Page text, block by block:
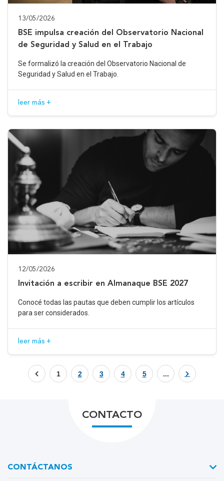
13/05/2026
BSE impulsa creación del Observatorio Nacional
de Seguridad y Salud en el Trabajo
Se formalizó la creación del Observatorio Nacional de
Seguridad y Salud en el Trabajo.
leer más +
12/05/2026
Invitación a escribir en Almanaque BSE 2027
Conocé todas las pautas que deben cumplir los artículos
para ser considerados.
leer más +
1 2 3 4 5 ...
CONTACTO
CONTÁCTANOS